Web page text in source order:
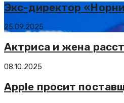
Экс-директор
25.09.2025
Актриса и жена
08.10.2025
Apple просит